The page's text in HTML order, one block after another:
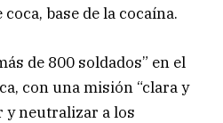
base de la cocaína.
de 800 soldados” en el
con una misión “clara y
y neutralizar a los